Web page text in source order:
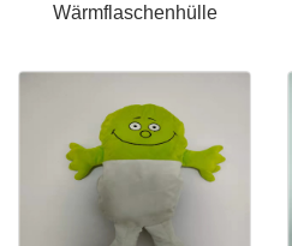
Wärmflaschenhülle